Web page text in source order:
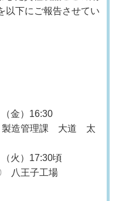
以下にご報告させてい
（金）16:30
製造管理課 大道 太
火）17:30頃
八王子工場